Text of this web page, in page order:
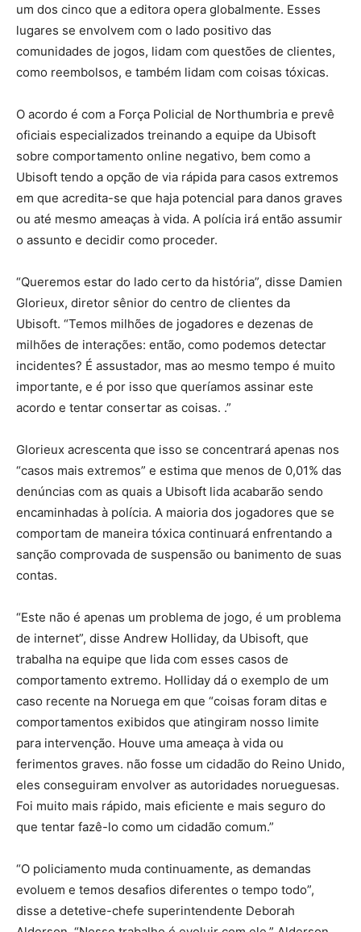
um dos cinco que a editora opera globalmente. Esses
lugares se envolvem com o lado positivo das
comunidades de jogos, lidam com questões de clientes,
como reembolsos, e também lidam com coisas tóxicas.
O acordo é com a Força Policial de Northumbria e prevê
oficiais especializados treinando a equipe da Ubisoft
sobre comportamento online negativo, bem como a
Ubisoft tendo a opção de via rápida para casos extremos
em que acredita-se que haja potencial para danos graves
ou até mesmo ameaças à vida. A polícia irá então assumir
o assunto e decidir como proceder.
“Queremos estar do lado certo da história”, disse Damien
Glorieux, diretor sênior do centro de clientes da
Ubisoft. “Temos milhões de jogadores e dezenas de
milhões de interações: então, como podemos detectar
incidentes? É assustador, mas ao mesmo tempo é muito
importante, e é por isso que queríamos assinar este
acordo e tentar consertar as coisas. .”
Glorieux acrescenta que isso se concentrará apenas nos
“casos mais extremos” e estima que menos de 0,01% das
denúncias com as quais a Ubisoft lida acabarão sendo
encaminhadas à polícia. A maioria dos jogadores que se
comportam de maneira tóxica continuará enfrentando a
sanção comprovada de suspensão ou banimento de suas
contas.
“Este não é apenas um problema de jogo, é um problema
de internet”, disse Andrew Holliday, da Ubisoft, que
trabalha na equipe que lida com esses casos de
comportamento extremo. Holliday dá o exemplo de um
caso recente na Noruega em que “coisas foram ditas e
comportamentos exibidos que atingiram nosso limite
para intervenção. Houve uma ameaça à vida ou
ferimentos graves. não fosse um cidadão do Reino Unido,
eles conseguiram envolver as autoridades norueguesas.
Foi muito mais rápido, mais eficiente e mais seguro do
que tentar fazê-lo como um cidadão comum.”
“O policiamento muda continuamente, as demandas
evoluem e temos desafios diferentes o tempo todo”,
disse a detetive-chefe superintendente Deborah